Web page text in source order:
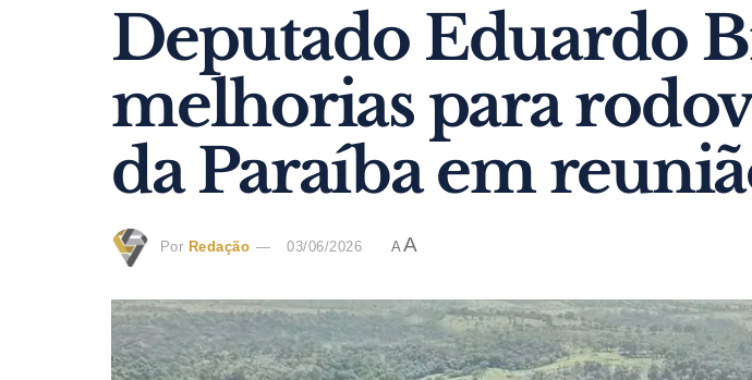
Deputado Eduardo
melhorias para
da Paraíba em
Por Redação 03/06/2026 AA